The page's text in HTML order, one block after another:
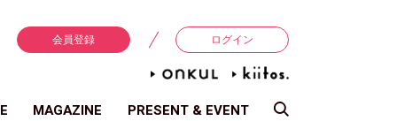
会員登録 ログイン
MAGAZINE PRESENT & EVENT